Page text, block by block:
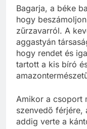
Bagarja, a béke
hogy
zűrzavarról. A
aggastyán
hogy rendet és
tartott a kis bíró
Amikor a csoport
szenvedő
addig verte a